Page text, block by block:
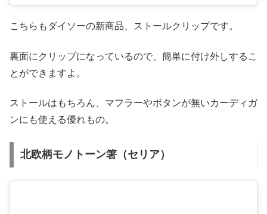
こちらもダイソーの新商品、ストールクリップです。
裏面にクリップになっているので、簡単に付け外しするこ
とができますよ。
ストールはもちろん、マフラーやボタンが無いカーディガ
ンにも使える優れもの。
北欧柄モノトーン箸（セリア）